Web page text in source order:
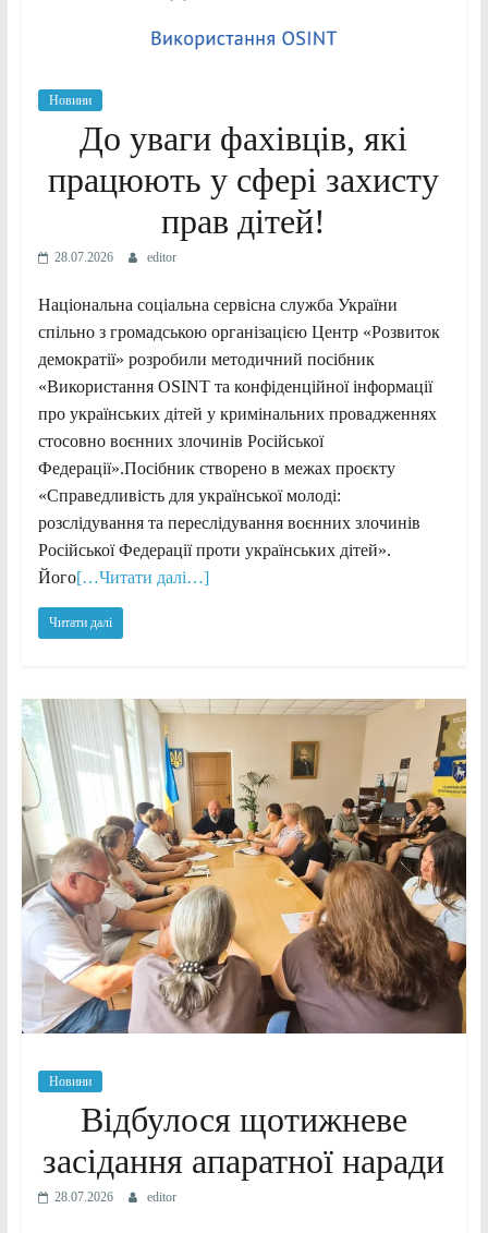
Новини
До уваги фахівців, які
працюють у сфері захисту
прав дітей!
28.07.2026 editor
Національна соціальна сервісна служба України
спільно з громадською організацією Центр «Розвиток
демократії» розробили методичний посібник
«Використання OSINT та конфіденційної інформації
про українських дітей у кримінальних провадженнях
стосовно воєнних злочинів Російської
Федерації».Посібник створено в межах проєкту
«Справедливість для української молоді:
розслідування та переслідування воєнних злочинів
Російської Федерації проти українських дітей».
Його[…Читати далі…]
Читати далі
Новини
Відбулося щотижневе
засідання апаратної наради
28.07.2026 editor